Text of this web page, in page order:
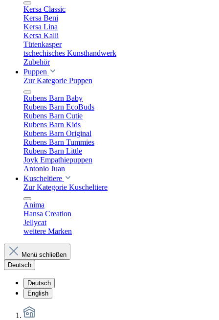
Kersa Classic
Kersa Beni
Kersa Lina
Kersa Kalli
Tütenkasper
tschechisches Kunsthandwerk
Zubehör
Puppen
Zur Kategorie Puppen
Rubens Barn Baby
Rubens Barn EcoBuds
Rubens Barn Cutie
Rubens Barn Kids
Rubens Barn Original
Rubens Barn Tummies
Rubens Barn Little
Joyk Empathiepuppen
Antonio Juan
Kuscheltiere
Zur Kategorie Kuscheltiere
Anima
Hansa Creation
Jellycat
weitere Marken
Menü schließen
Deutsch
Deutsch
English